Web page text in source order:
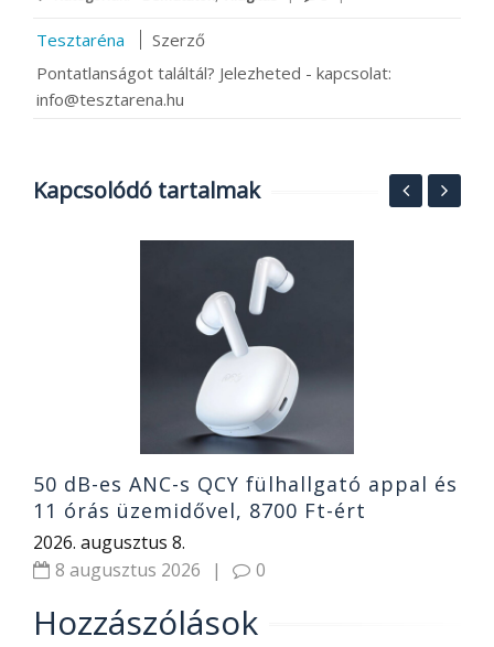
Tesztaréna
Szerző
Pontatlanságot találtál? Jelezheted - kapcsolat:
info@tesztarena.hu
Kapcsolódó tartalmak
50 dB-es ANC-s QCY fülhallgató appal és
11 órás üzemidővel, 8700 Ft-ért
2026. augusztus 8.
8 augusztus 2026
| 0
Hozzászólások